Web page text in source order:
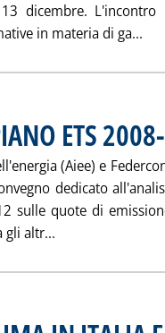
dicembre.
in materia di ga...
ETS
(Aiee) e
dedicato
sulle quote di
gli altr...